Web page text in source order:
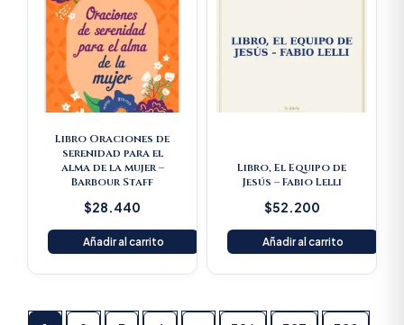
Libro Oraciones de
serenidad para el
alma de la mujer –
Barbour Staff
$28.440
Añadir al carrito
Libro, El Equipo de
Jesús – Fabio Lelli
$52.200
Añadir al carrito